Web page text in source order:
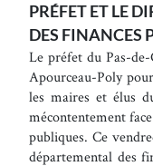
PRÉFET ET LE
DES FINANCES
Le préfet du Pas-de-
Apourceau-Poly
les maires et élus
mécontentement
publiques. Ce
départemental des